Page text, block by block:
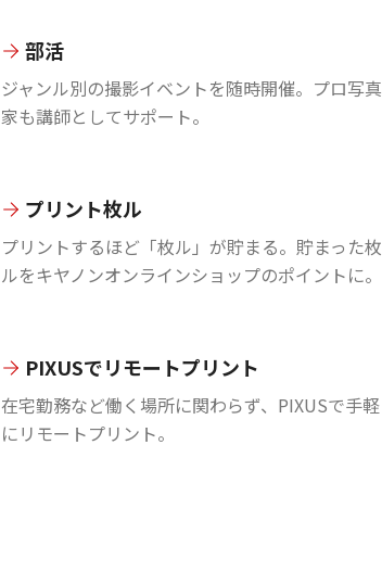
部活
ジャンル別の撮影イベントを随時開催。プロ写真
家も講師としてサポート。
プリント枚ル
プリントするほど「枚ル」が貯まる。貯まった枚
ルをキヤノンオンラインショップのポイントに。
PIXUSでリモートプリント
在宅勤務など働く場所に関わらず、PIXUSで手軽
にリモートプリント。